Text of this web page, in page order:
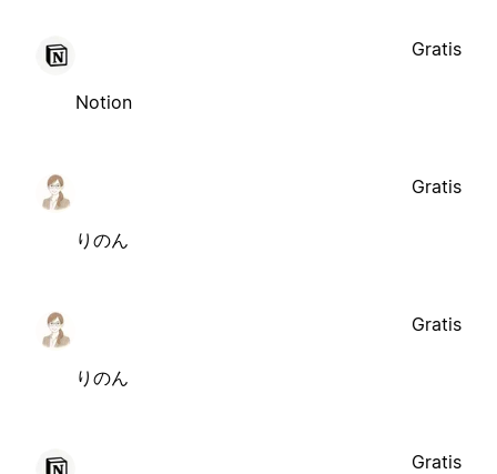
Notion
Gratis
りのん
Gratis
りのん
Gratis
Gratis